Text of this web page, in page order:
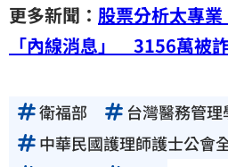
更多新聞： 股票分析太專
「內線消息」 3156萬被
衛福部
台灣醫務管理
中華民國護理師護士公會